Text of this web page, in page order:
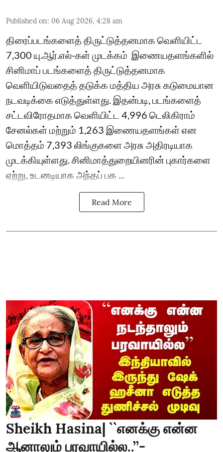
Published on: 06 Aug 2026, 4:28 am
திரைப்படங்களைத் திருட்டுத்தனமாக வெளியிட்ட
7,300 யு.ஆர்.எல்-கள் முடக்கம் ​ இணையதளங்களில்
சினிமாப் படங்களைத் திருட்டுத்தனமாக
வெளியிடுவதைத் தடுக்க மத்திய அரசு கடுமையான
நடவடிக்கை எடுத்துள்ளது. இதன்படி, படங்களைத்
சட்டவிரோதமாக வெளியிட்ட 4,996 டெலிகிராம்
சேனல்கள் மற்றும் 1,263 இணையதளங்கள் என
மொத்தம் 7,393 லிங்குகளை அரசு அதிரடியாக
முடக்கியுள்ளது. சினிமாத்துறையினரின் புகார்களை
ஏற்று, உடனடியாக அந்தப் பக ...
Read More
Sheikh Hasina| ``எனக்கு என்ன
ஆனாலும் பரவாயில்ல..’’-